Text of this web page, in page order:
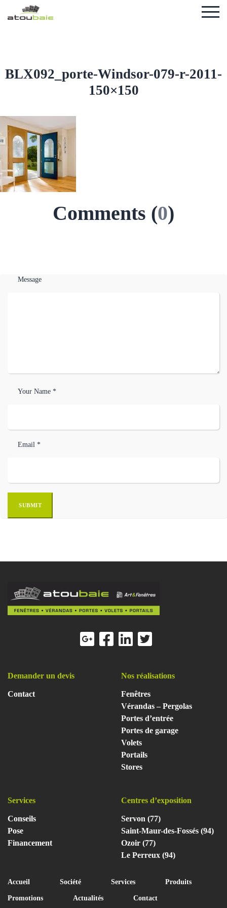
BLX092_porte-Windsor-079-r-2011-
150×150
Comments (0)
Message
Your Name *
Email *
Demander un devis
Contact
Nos réalisations
Fenêtres
Vérandas – Pergolas
Portes d’entrée
Portes de garage
Volets
Portails
Stores
Services
Conseils
Pose
Financement
Centres d’exposition
Servon (77)
Saint-Maur-des-Fossés (94)
Ozoir (77)
Le Perreux (94)
Accueil Société Services Produits
Promotions Actualités Contact